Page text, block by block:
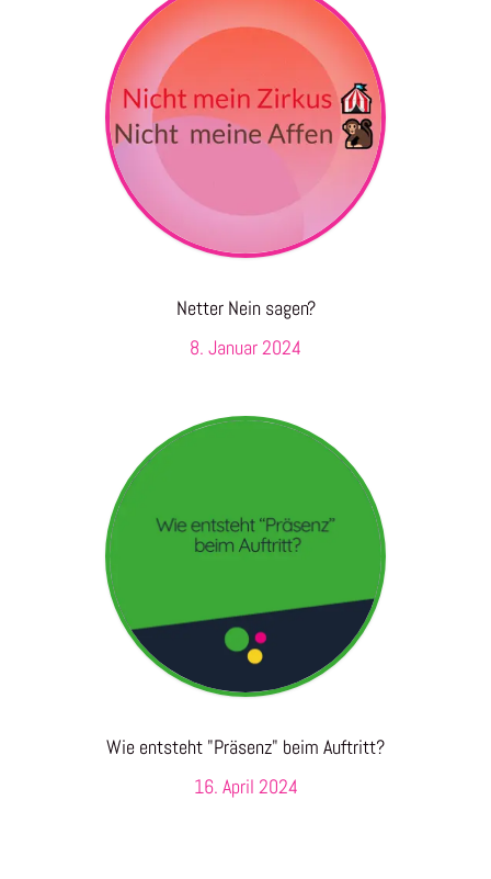
Netter Nein sagen?
8. Januar 2024
Wie entsteht "Präsenz" beim Auftritt?
16. April 2024